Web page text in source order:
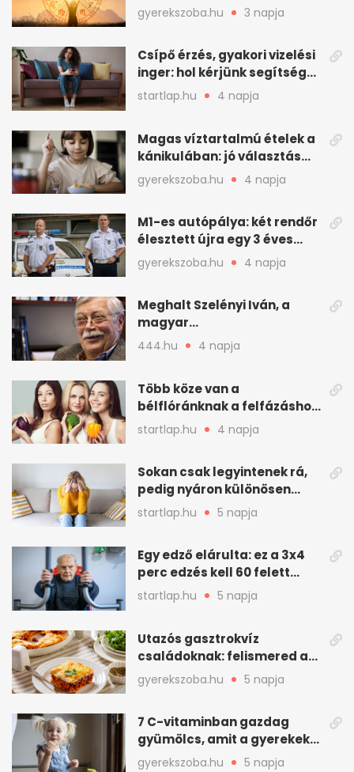
minden összejön
gyerekszoba.hu 3 napja
Csípő érzés, gyakori vizelési
inger: hol kérjünk segítséget
felfázás esetén?
startlap.hu 4 napja
Magas víztartalmú ételek a
kánikulában: jó választás
gyerekeknek
gyerekszoba.hu 4 napja
M1-es autópálya: két rendőr
élesztett újra egy 3 éves
kisfiút
gyerekszoba.hu 4 napja
Meghalt Szelényi Iván, a
magyar
társadalomtudomány
meghatározó alakja
444.hu 4 napja
Több köze van a
bélflóránknak a felfázáshoz,
mint hinnénk – Így védhetjük
nyáron a húgyutakat (x)
startlap.hu 4 napja
Sokan csak legyintenek rá,
pedig nyáron különösen
gyakran jelentkezik ez a
kellemetlen betegség
startlap.hu 5 napja
Egy edző elárulta: ez a 3x4
perc edzés kell 60 felett
mindenkinek
startlap.hu 5 napja
Utazós gasztrokvíz
családoknak: felismered az
asadót és társait?
gyerekszoba.hu 5 napja
7 C-vitaminban gazdag
gyümölcs, amit a gyerekek
is szívesen megesznek
gyerekszoba.hu 5 napja